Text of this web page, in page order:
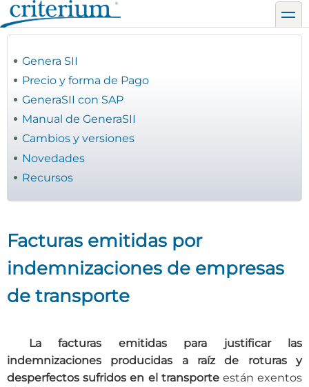
Pasar
al
principal
Genera SII
Precio y forma de Pago
GeneraSII con SAP
Manual de GeneraSII
Cambios y versiones
Novedades
Recursos
Facturas emitidas por
indemnizaciones de empresas
de transporte
La facturas emitidas para justificar las
indemnizaciones producidas a raíz de roturas y
desperfectos sufridos en el transporteestán exentos